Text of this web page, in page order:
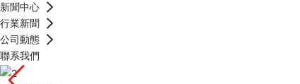
新聞中心
行業新聞
公司動態
聯系我們